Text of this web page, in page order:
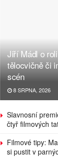
Jiří Mádl o
tělocvičně či
scén
8 SRPNA, 2026
Slavnosní
čtyř filmových
Filmové tipy:
si pustit v